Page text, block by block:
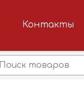
Контакты